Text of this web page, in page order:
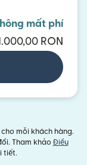
mất phí
RON
mỗi khách hàng.
Tham khảo Điều
sổ mới)
tiết.